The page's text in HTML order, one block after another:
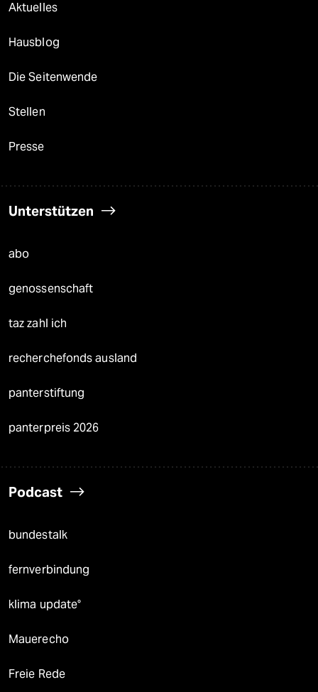
Aktuelles
Hausblog
Die Seitenwende
Stellen
Presse
Unterstützen
abo
genossenschaft
taz zahl ich
recherchefonds ausland
panterstiftung
panterpreis 2026
Podcast
bundestalk
fernverbindung
klima update°
Mauerecho
Freie Rede